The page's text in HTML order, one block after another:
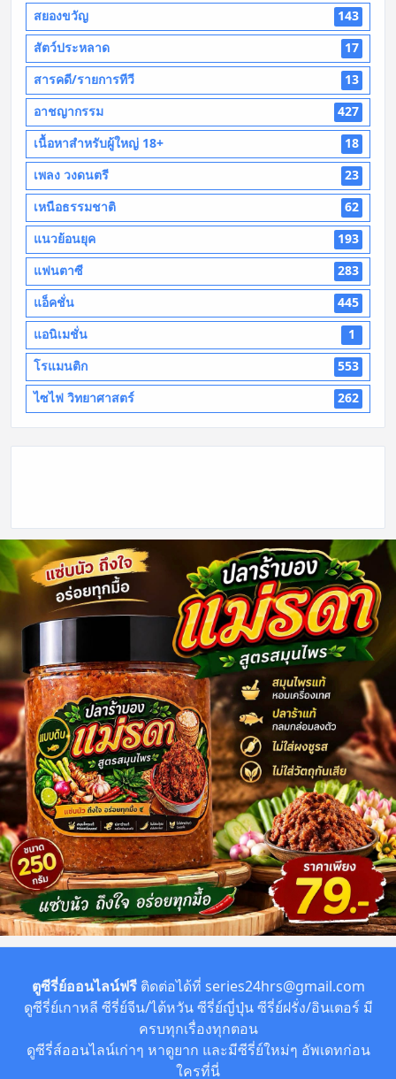
สยองขวัญ
143
สัตว์ประหลาด
17
สารคดี/รายการทีวี
13
อาชญากรรม
427
เนื้อหาสำหรับผู้ใหญ่ 18+
18
เพลง วงดนตรี
23
เหนือธรรมชาติ
62
แนวย้อนยุค
193
แฟนตาซี
283
แอ็คชั่น
445
แอนิเมชั่น
1
โรแมนติก
553
ไซไฟ วิทยาศาสตร์
262
ตูซีรี่ย์ออนไลน์ฟรีติดต่อได้ที่ series24hrs@gmail.com
ดูซีรี่ย์เกาหลี ซีรี่ย์จีน/ไต้หวัน ซีรี่ย์ญี่ปุ่น ซีรี่ย์ฝรั่ง/อินเตอร์ มี
ครบทุกเรื่องทุกตอน
ดูซีรี่ส์ออนไลน์เก่าๆ หาดูยาก และมีซีรี่ย์ใหม่ๆ อัพเดทก่อน
ใครที่นี่